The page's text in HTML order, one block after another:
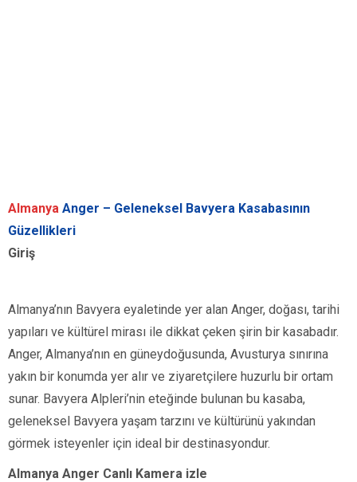
Almanya Anger – Geleneksel Bavyera Kasabasının
Güzellikleri
Giriş
Almanya’nın Bavyera eyaletinde yer alan Anger, doğası, tarihi
yapıları ve kültürel mirası ile dikkat çeken şirin bir kasabadır.
Anger, Almanya’nın en güneydoğusunda, Avusturya sınırına
yakın bir konumda yer alır ve ziyaretçilere huzurlu bir ortam
sunar. Bavyera Alpleri’nin eteğinde bulunan bu kasaba,
geleneksel Bavyera yaşam tarzını ve kültürünü yakından
görmek isteyenler için ideal bir destinasyondur.
Almanya Anger Canlı Kamera izle